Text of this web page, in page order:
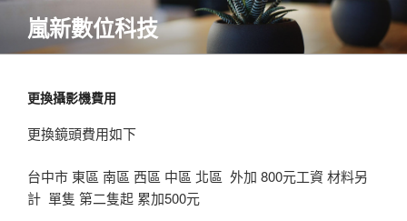
內
嵐新數位科技
更換攝影機費用
更換鏡頭費用如下
台中市 東區 南區 西區 中區 北區 外加 800元工資 材料另
計 單隻 第二隻起 累加500元